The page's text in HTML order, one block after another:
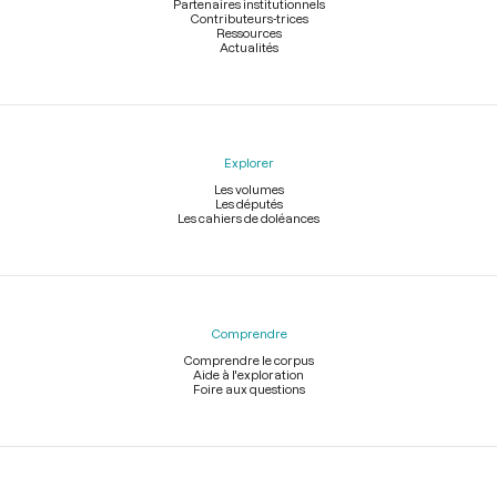
Partenaires institutionnels
Contributeurs-trices
Ressources
Actualités
Explorer
Les volumes
Les députés
Les cahiers de doléances
Comprendre
Comprendre le corpus
Aide à l'exploration
Foire aux questions